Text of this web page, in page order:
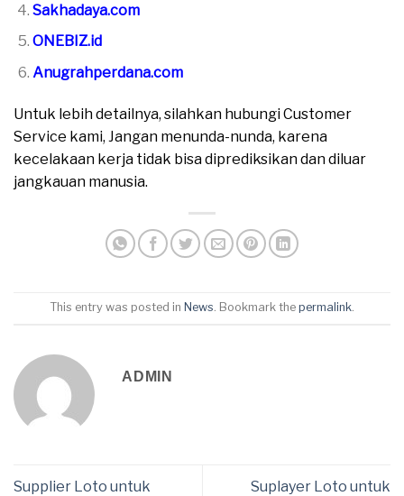
Sakhadaya.com
ONEBIZ.id
Anugrahperdana.com
Untuk lebih detailnya, silahkan hubungi Customer
Service kami, Jangan menunda-nunda, karena
kecelakaan kerja tidak bisa diprediksikan dan diluar
jangkauan manusia.
This entry was posted in News. Bookmark the permalink.
ADMIN
Supplier Loto untuk
Suplayer Loto untuk